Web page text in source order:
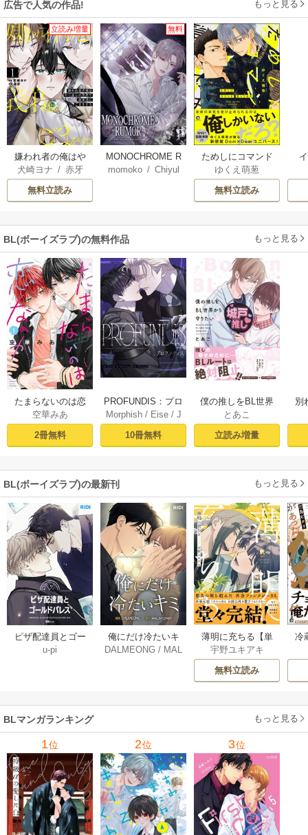
広告で人気の作品! もっと見る
立読み増量
嫌われ者の俺はや
り直しの世界で義
弟達にごまをする
【シーモア限定
犬崎ヨナ / 赤牙
無料立読み
無料
MONOCHROME R
UMOR【タテヨ
momoko/ Chiyul
ためしにコマンド
言ってみた
ゆくえ萌葱
無料立読み
BL(ボーイズラブ)の無料作品 もっと見る
たまらないのは恋
なのか（１）【シ
ーモア限定特典付
き】
空華みあ
2冊無料
PROFUNDIS：プロ
フンディス【タテ
ヨミ】1
Morphish/ Eise/ J
aeyoung
10冊無料
僕の推しをBL世界
から守りたい【シ
ーモア限定特典付
き電子単行本】 上
とあこ
立読み増量
別
BL(ボーイズラブ)の最新刊 もっと見る
ピザ配達員とゴー
ルドパレス【タテ
u-pi
俺にだけ冷たいキ
ミ【タテヨミ】 34
DALMEONG / MAL
薄明に充ちる【単
行本版】 5巻
宇野ユキアキ
無料立読み
冷
BLマンガランキング もっと見る
1位 2位 3位